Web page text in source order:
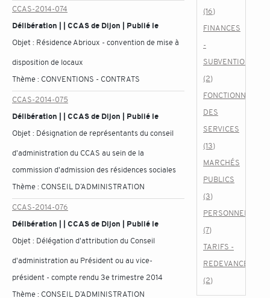
CCAS-2014-074
Délibération | | CCAS de Dijon | Publié le
Objet : Résidence Abrioux - convention de mise à
disposition de locaux
Thème : CONVENTIONS - CONTRATS
CCAS-2014-075
Délibération | | CCAS de Dijon | Publié le
Objet : Désignation de représentants du conseil
d'administration du CCAS au sein de la
commission d'admission des résidences sociales
Thème : CONSEIL D’ADMINISTRATION
CCAS-2014-076
Délibération | | CCAS de Dijon | Publié le
Objet : Délégation d'attribution du Conseil
d'administration au Président ou au vice-
président - compte rendu 3e trimestre 2014
Thème : CONSEIL D’ADMINISTRATION
(16)
FINANCES
-
SUBVENTIONS
(2)
DES
SERVICES
(13)
MARCHÉS
PUBLICS
(3)
PERSONNEL
(7)
TARIFS -
REDEVANCES
(2)